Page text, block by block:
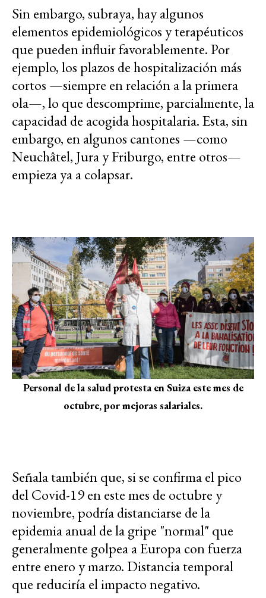
Sin embargo, subraya, hay algunos
elementos epidemiológicos y terapéuticos
que pueden influir favorablemente. Por
ejemplo, los plazos de hospitalización más
cortos —siempre en relación a la primera
ola—, lo que descomprime, parcialmente, la
capacidad de acogida hospitalaria. Esta, sin
embargo, en algunos cantones —como
Neuchâtel, Jura y Friburgo, entre otros—
empieza ya a colapsar.
Personal de la salud protesta en Suiza este mes de
octubre, por mejoras salariales.
Señala también que, si se confirma el pico
del Covid-19 en este mes de octubre y
noviembre, podría distanciarse de la
epidemia anual de la gripe "normal" que
generalmente golpea a Europa con fuerza
entre enero y marzo. Distancia temporal
que reduciría el impacto negativo.